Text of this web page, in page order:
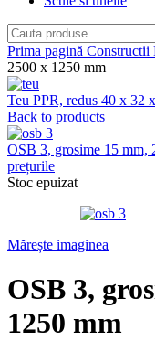
Prima pagină Constructii
2500 x 1250 mm
Teu PPR, redus 40 x 32
Back to products
OSB 3, grosime 15 mm,
prețurile
Stoc epuizat
Mărește imaginea
OSB 3,
1250 mm